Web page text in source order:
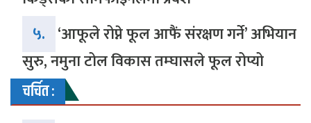
५. ‘आफूले रोप्ने फूल आफैं संरक्षण गर्ने’ अभियान
सुरु, नमुना टोल विकास तम्घासले फूल रोप्यो
चर्चित :